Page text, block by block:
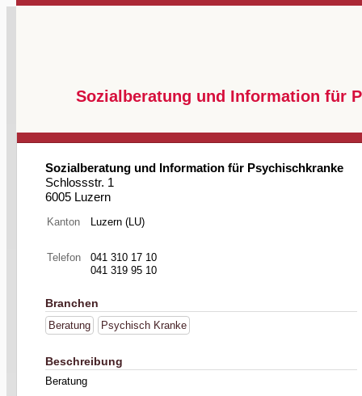
Sozialberatung und Information für
Sozialberatung und Information für Psychischkranke
Schlossstr. 1
6005 Luzern
Kanton Luzern (LU)
Telefon
041 310 17 10
041 319 95 10
Branchen
Beratung Psychisch Kranke
Beschreibung
Beratung